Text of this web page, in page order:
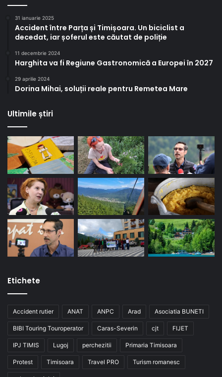
31 ianuarie 2025
Accident între Parța și Timișoara. Un biciclist a
decedat, iar șoferul este căutat de poliție
11 decembrie 2024
Harghita va fi Regiune Gastronomică a Europei în 2027
29 aprilie 2024
Dorina Mihai, soluții reale pentru Remetea Mare
Ultimile știri
Etichete
Accident rutier ANAT ANPC Arad Asociatia BUNETI
BIBI Touring Touroperator Caras-Severin cjt FIJET
IPJ TIMIS Lugoj perchezitii Primaria Timisoara
Protest Timisoara Travel PRO Turism romanesc